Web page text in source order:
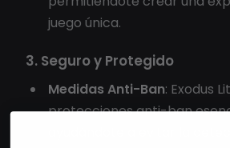
juego única.
3. Seguro y Protegido
Medidas Anti-Ban: Exodus
protecciones anti-ban